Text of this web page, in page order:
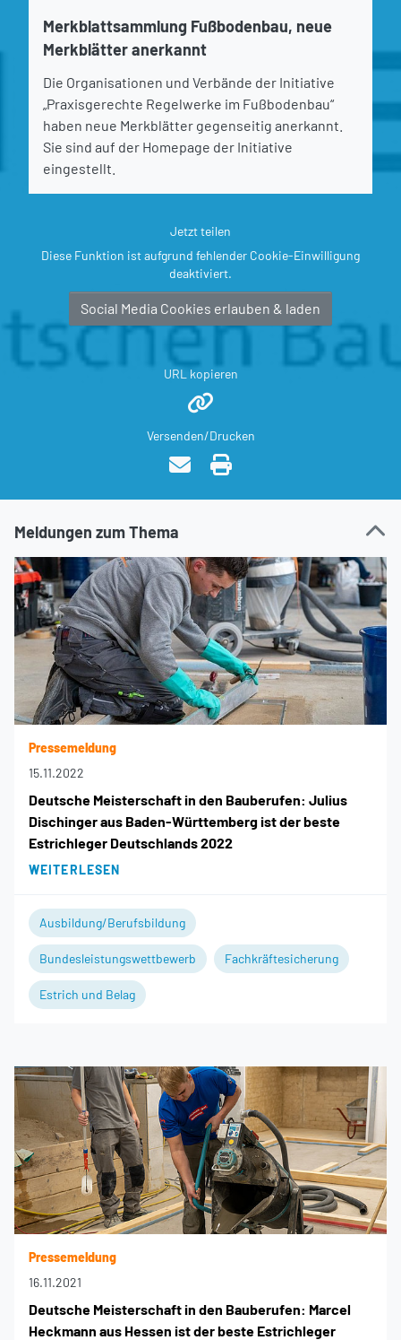
Merkblattsammlung Fußbodenbau, neue
Merkblätter anerkannt
Die Organisationen und Verbände der Initiative
„Praxisgerechte Regelwerke im Fußbodenbau“
haben neue Merkblätter gegenseitig anerkannt.
Sie sind auf der Homepage der Initiative
eingestellt.
Jetzt teilen
Diese Funktion ist aufgrund fehlender Cookie-Einwilligung
deaktiviert.
Social Media Cookies erlauben & laden
URL kopieren
Versenden/Drucken
Meldungen zum Thema
Pressemeldung
15.11.2022
Deutsche Meisterschaft in den Bauberufen: Julius
Dischinger aus Baden-Württemberg ist der beste
Estrichleger Deutschlands 2022
WEITERLESEN
Ausbildung/Berufsbildung
Bundesleistungswettbewerb Fachkräftesicherung
Estrich und Belag
Pressemeldung
16.11.2021
Deutsche Meisterschaft in den Bauberufen: Marcel
Heckmann aus Hessen ist der beste Estrichleger